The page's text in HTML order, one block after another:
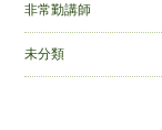
非常勤講師
未分類